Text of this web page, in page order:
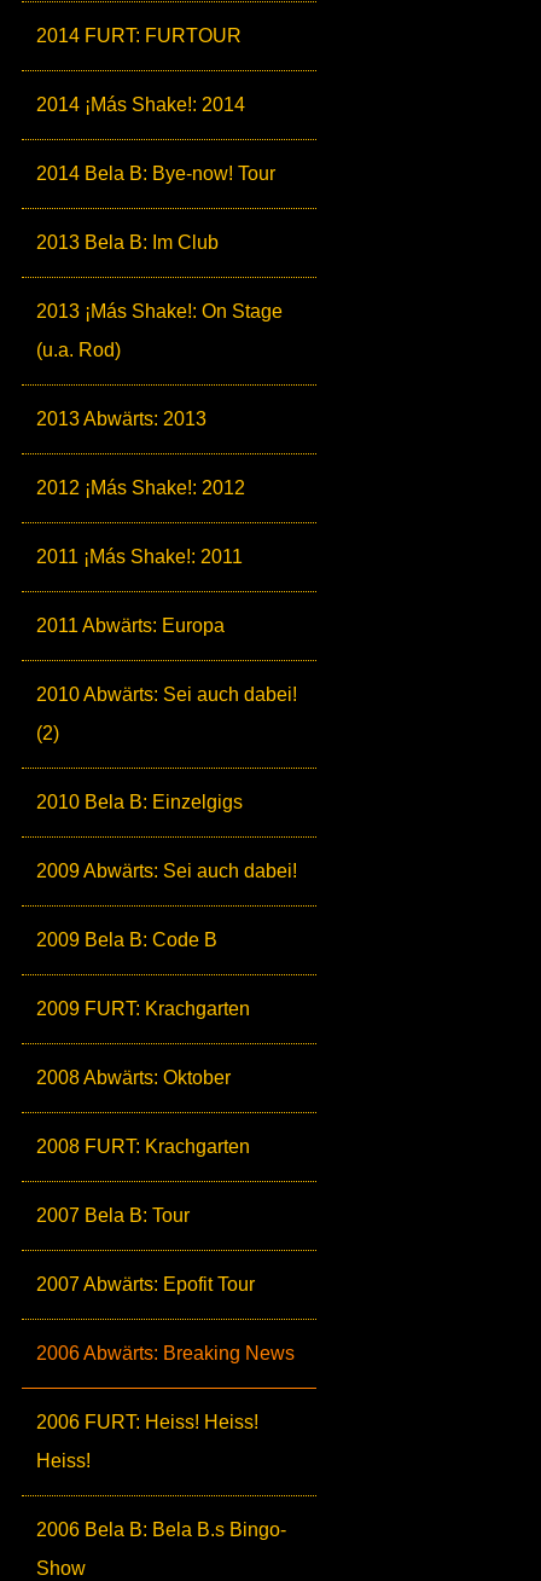
2014 FURT: FURTOUR
2014 ¡Más Shake!: 2014
2014 Bela B: Bye-now! Tour
2013 Bela B: Im Club
2013 ¡Más Shake!: On Stage
(u.a. Rod)
2013 Abwärts: 2013
2012 ¡Más Shake!: 2012
2011 ¡Más Shake!: 2011
2011 Abwärts: Europa
2010 Abwärts: Sei auch dabei!
(2)
2010 Bela B: Einzelgigs
2009 Abwärts: Sei auch dabei!
2009 Bela B: Code B
2009 FURT: Krachgarten
2008 Abwärts: Oktober
2008 FURT: Krachgarten
2007 Bela B: Tour
2007 Abwärts: Epofit Tour
2006 Abwärts: Breaking News
2006 FURT: Heiss! Heiss!
Heiss!
2006 Bela B: Bela B.s Bingo-
Show